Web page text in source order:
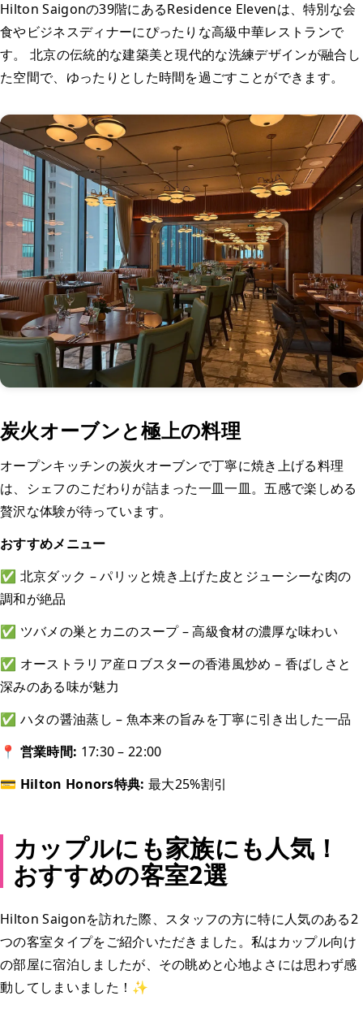
Hilton Saigonの39階にあるResidence Elevenは、特別な会
食やビジネスディナーにぴったりな高級中華レストランで
す。 北京の伝統的な建築美と現代的な洗練デザインが融合し
た空間で、ゆったりとした時間を過ごすことができます。
炭火オーブンと極上の料理
オープンキッチンの炭火オーブンで丁寧に焼き上げる料理
は、シェフのこだわりが詰まった一皿一皿。五感で楽しめる
贅沢な体験が待っています。
おすすめメニュー
✅ 北京ダック – パリッと焼き上げた皮とジューシーな肉の
調和が絶品
✅ ツバメの巣とカニのスープ – 高級食材の濃厚な味わい
✅ オーストラリア産ロブスターの香港風炒め – 香ばしさと
深みのある味が魅力
✅ ハタの醤油蒸し – 魚本来の旨みを丁寧に引き出した一品
📍 営業時間: 17:30 – 22:00
💳 Hilton Honors特典:最大25%割引
カップルにも家族にも人気！
おすすめの客室2選
Hilton Saigonを訪れた際、スタッフの方に特に人気のある2
つの客室タイプをご紹介いただきました。私はカップル向け
の部屋に宿泊しましたが、その眺めと心地よさには思わず感
動してしまいました！✨